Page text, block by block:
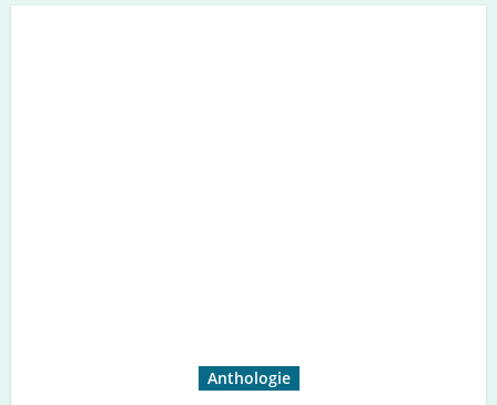
Anthologie